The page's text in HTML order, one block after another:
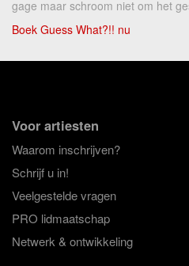
gage maar schroom niet om het
Boek Guess What?!! nu
Voor artiesten
Waarom inschrijven?
Schrijf u in!
Veelgestelde vragen
PRO lidmaatschap
Netwerk & ontwikkeling